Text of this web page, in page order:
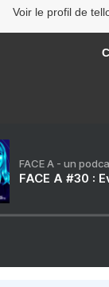
Voir le profil de
FACE A - un
FACE A #30 :